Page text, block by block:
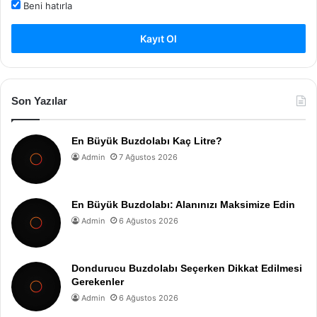
Beni hatırla
Kayıt Ol
Son Yazılar
En Büyük Buzdolabı Kaç Litre?
Admin 7 Ağustos 2026
En Büyük Buzdolabı: Alanınızı Maksimize Edin
Admin 6 Ağustos 2026
Dondurucu Buzdolabı Seçerken Dikkat Edilmesi
Gerekenler
Admin 6 Ağustos 2026